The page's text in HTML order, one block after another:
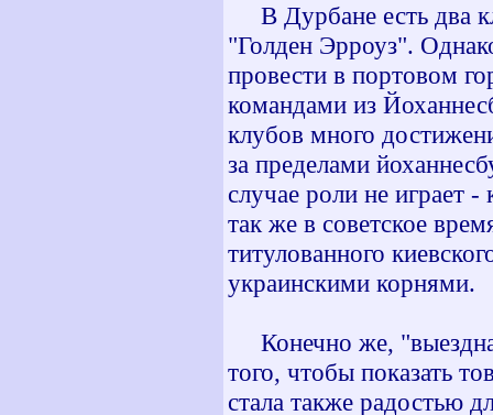
В Дурбане есть два
"Голден Эрроуз".
провести в портовом
командами из
клубов много
за пределами
случае роли не играет
так же в советское
титулованного
украинскими корнями.
Конечно же,
того, чтобы показать
стала также радостью